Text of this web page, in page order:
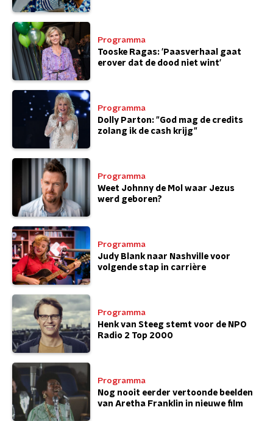
Programma
Tooske Ragas: 'Paasverhaal gaat
erover dat de dood niet wint'
Programma
Dolly Parton: "God mag de credits
zolang ik de cash krijg"
Programma
Weet Johnny de Mol waar Jezus
werd geboren?
Programma
Judy Blank naar Nashville voor
volgende stap in carrière
Programma
Henk van Steeg stemt voor de NPO
Radio 2 Top 2000
Programma
Nog nooit eerder vertoonde beelden
van Aretha Franklin in nieuwe film